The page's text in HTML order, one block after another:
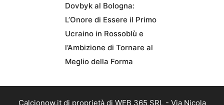
Dovbyk al Bologna:
L’Onore di Essere il Primo
Ucraino in Rossoblù e
l’Ambizione di Tornare al
Meglio della Forma
Calcionow.it di proprietà di WEB 365 SRL - Via Nicola